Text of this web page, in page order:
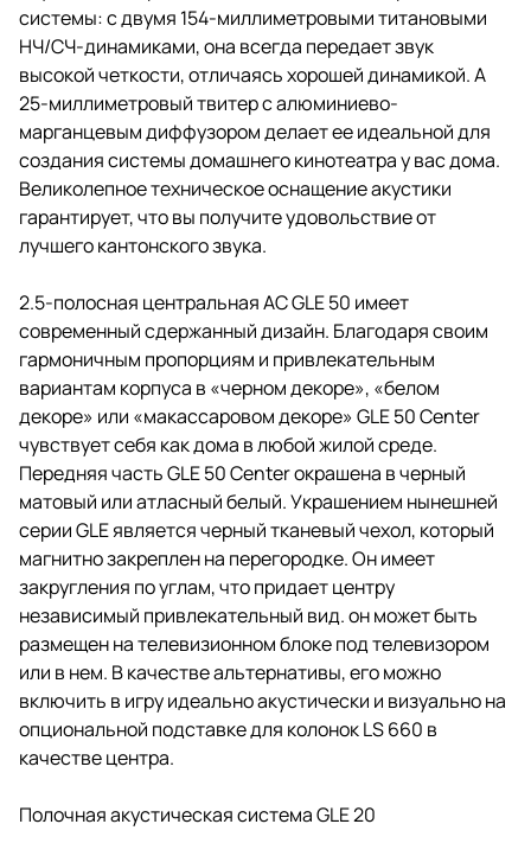
системы: с двумя 154-миллиметровыми титановыми
НЧ/СЧ-динамиками, она всегда передает звук
высокой четкости, отличаясь хорошей динамикой. А
25-миллиметровый твитер с алюминиево-
марганцевым диффузором делает ее идеальной для
создания системы домашнего кинотеатра у вас дома.
Великолепное техническое оснащение акустики
гарантирует, что вы получите удовольствие от
лучшего кантонского звука.
2.5-полосная центральная АС GLE 50 имеет
современный сдержанный дизайн. Благодаря своим
гармоничным пропорциям и привлекательным
вариантам корпуса в «черном декоре», «белом
декоре» или «макассаровом декоре» GLE 50 Center
чувствует себя как дома в любой жилой среде.
Передняя часть GLE 50 Center окрашена в черный
матовый или атласный белый. Украшением нынешней
серии GLE является черный тканевый чехол, который
магнитно закреплен на перегородке. Он имеет
закругления по углам, что придает центру
независимый привлекательный вид. он может быть
размещен на телевизионном блоке под телевизором
или в нем. В качестве альтернативы, его можно
включить в игру идеально акустически и визуально на
опциональной подставке для колонок LS 660 в
качестве центра.
Полочная акустическая система GLE 20